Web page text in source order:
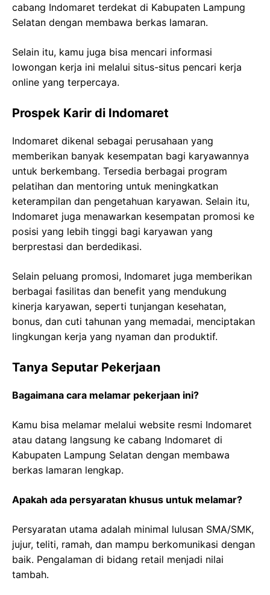
cabang Indomaret terdekat di Kabupaten Lampung
Selatan dengan membawa berkas lamaran.
Selain itu, kamu juga bisa mencari informasi
lowongan kerja ini melalui situs-situs pencari kerja
online yang terpercaya.
Prospek Karir di Indomaret
Indomaret dikenal sebagai perusahaan yang
memberikan banyak kesempatan bagi karyawannya
untuk berkembang. Tersedia berbagai program
pelatihan dan mentoring untuk meningkatkan
keterampilan dan pengetahuan karyawan. Selain itu,
Indomaret juga menawarkan kesempatan promosi ke
posisi yang lebih tinggi bagi karyawan yang
berprestasi dan berdedikasi.
Selain peluang promosi, Indomaret juga memberikan
berbagai fasilitas dan benefit yang mendukung
kinerja karyawan, seperti tunjangan kesehatan,
bonus, dan cuti tahunan yang memadai, menciptakan
lingkungan kerja yang nyaman dan produktif.
Tanya Seputar Pekerjaan
Bagaimana cara melamar pekerjaan ini?
Kamu bisa melamar melalui website resmi Indomaret
atau datang langsung ke cabang Indomaret di
Kabupaten Lampung Selatan dengan membawa
berkas lamaran lengkap.
Apakah ada persyaratan khusus untuk melamar?
Persyaratan utama adalah minimal lulusan SMA/SMK,
jujur, teliti, ramah, dan mampu berkomunikasi dengan
baik. Pengalaman di bidang retail menjadi nilai
tambah.